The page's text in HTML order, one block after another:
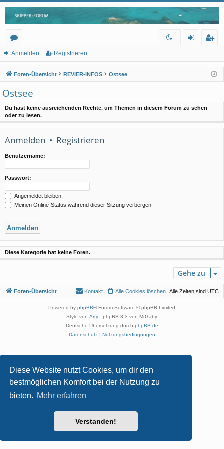
Diese Website nutzt Cookies, um dir den
bestmöglichen Komfort bei der Nutzung zu
bieten. Mehr erfahren
Verstanden!
or
en
m
el
ist
rie
Anmelden Registrieren
Foren-Übersicht REVIER-INFOS Ostsee
Ostsee
Du hast keine ausreichenden Rechte, um Themen in diesem Forum zu sehen
oder zu lesen.
Anmelden • Registrieren
Benutzername:
Passwort:
Angemeldet bleiben
Meinen Online-Status während dieser Sitzung verbergen
Diese Kategorie hat keine Foren.
Gehe zu
Foren-Übersicht Alle Zeiten sind UTC
Alle Cookies löschen
Kontakt
Powered by phpBB® Forum Software © phpBB Limited
Style von Arty - phpBB 3.3 von MrGaby
Deutsche Übersetzung durch phpBB.de
Datenschutz| Nutzungsbedingungen